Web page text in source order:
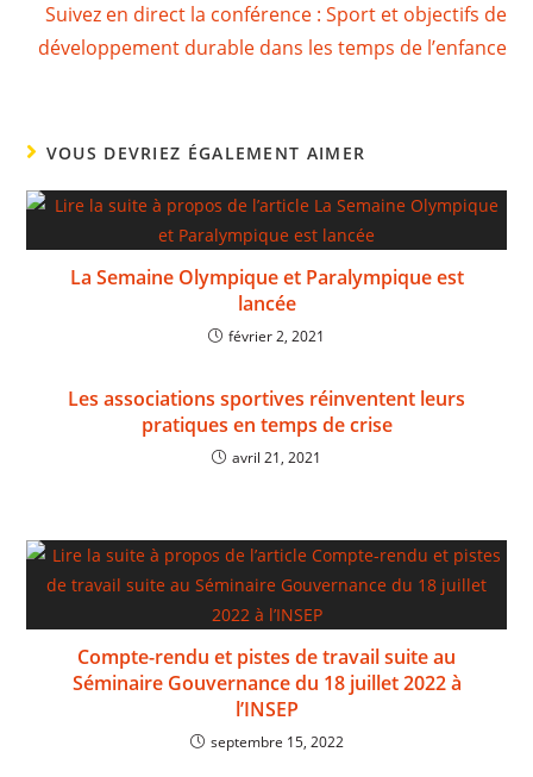
Suivez en direct la conférence : Sport et objectifs de
développement durable dans les temps de l’enfance
VOUS DEVRIEZ ÉGALEMENT AIMER
La Semaine Olympique et Paralympique est
lancée
février 2, 2021
Les associations sportives réinventent leurs
pratiques en temps de crise
avril 21, 2021
Compte-rendu et pistes de travail suite au
Séminaire Gouvernance du 18 juillet 2022 à
l’INSEP
septembre 15, 2022